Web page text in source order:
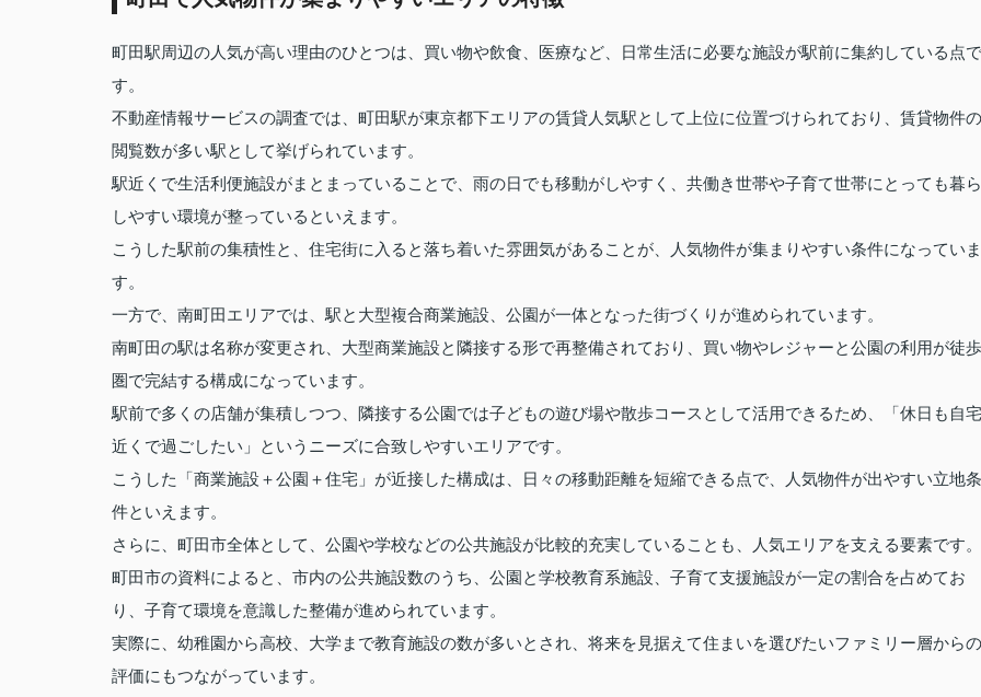
町田駅周辺の人気が高い理由のひとつは、買い物や飲食、医療など、日常生活に必要な施設が駅前に集約している点で
す。
不動産情報サービスの調査では、町田駅が東京都下エリアの賃貸人気駅として上位に位置づけられており、賃貸物件の
閲覧数が多い駅として挙げられています。
駅近くで生活利便施設がまとまっていることで、雨の日でも移動がしやすく、共働き世帯や子育て世帯にとっても暮ら
しやすい環境が整っているといえます。
こうした駅前の集積性と、住宅街に入ると落ち着いた雰囲気があることが、人気物件が集まりやすい条件になっていま
す。
一方で、南町田エリアでは、駅と大型複合商業施設、公園が一体となった街づくりが進められています。
南町田の駅は名称が変更され、大型商業施設と隣接する形で再整備されており、買い物やレジャーと公園の利用が徒歩
圏で完結する構成になっています。
駅前で多くの店舗が集積しつつ、隣接する公園では子どもの遊び場や散歩コースとして活用できるため、「休日も自宅
近くで過ごしたい」というニーズに合致しやすいエリアです。
こうした「商業施設＋公園＋住宅」が近接した構成は、日々の移動距離を短縮できる点で、人気物件が出やすい立地条
件といえます。
さらに、町田市全体として、公園や学校などの公共施設が比較的充実していることも、人気エリアを支える要素です。
町田市の資料によると、市内の公共施設数のうち、公園と学校教育系施設、子育て支援施設が一定の割合を占めてお
り、子育て環境を意識した整備が進められています。
実際に、幼稚園から高校、大学まで教育施設の数が多いとされ、将来を見据えて住まいを選びたいファミリー層からの
評価にもつながっています。